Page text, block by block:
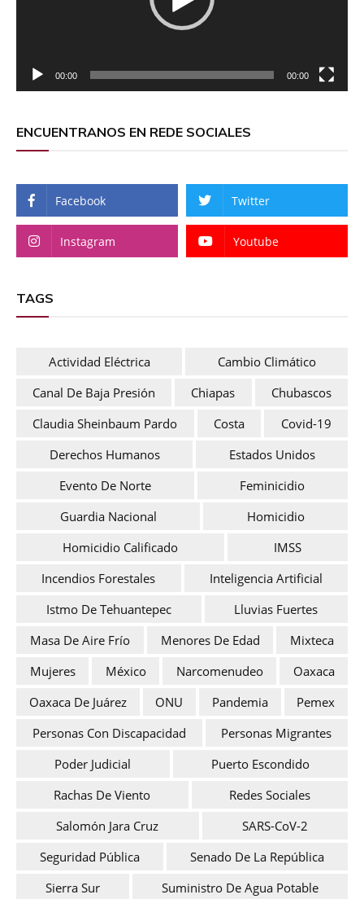
00:00 00:00
ENCUENTRANOS EN REDE SOCIALES
Facebook Twitter
Instagram Youtube
TAGS
Actividad Eléctrica
Cambio Climático
Canal De Baja Presión
Chiapas
Chubascos
Claudia Sheinbaum Pardo
Costa
Covid-19
Derechos Humanos
Estados Unidos
Evento De Norte
Feminicidio
Guardia Nacional
Homicidio
Homicidio Calificado
IMSS
Incendios Forestales
Inteligencia Artificial
Istmo De Tehuantepec
Lluvias Fuertes
Masa De Aire Frío
Menores De Edad
Mixteca
Mujeres
México Narcomenudeo
Oaxaca
Oaxaca De Juárez
ONU Pandemia
Pemex
Personas Con Discapacidad
Personas Migrantes
Poder Judicial
Puerto Escondido
Rachas De Viento
Redes Sociales
Salomón Jara Cruz
SARS-CoV-2
Seguridad Pública
Senado De La República
Sierra Sur
Suministro De Agua Potable